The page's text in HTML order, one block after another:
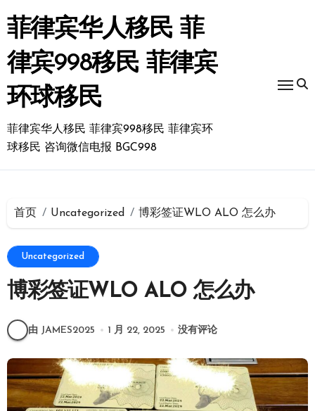
转
到
内
容
菲律宾华人移民 菲
律宾998移民 菲律宾
环球移民
菲律宾华人移民 菲律宾998移民 菲律宾环
球移民 咨询微信电报 BGC998
首页 Uncategorized 博彩签证WLO ALO 怎么办
Uncategorized
博彩签证WLO ALO 怎么办
由 JAMES2025 1 月 22, 2025 没有评论